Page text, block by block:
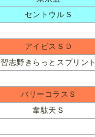
セントウルＳ
アイビスＳＤ
習志野きらっとスプリント
バリーコラスＳ
韋駄天Ｓ